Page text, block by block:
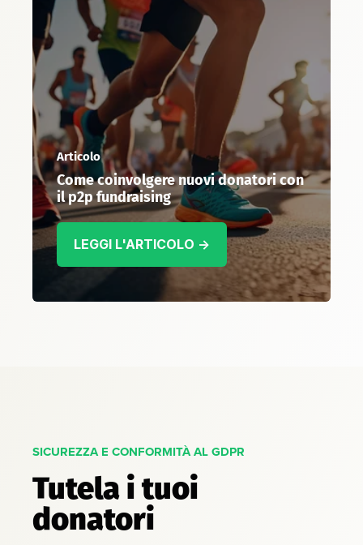
Articolo
Come coinvolgere nuovi donatori con
il p2p fundraising
LEGGI L'ARTICOLO →
SICUREZZA E CONFORMITÀ AL GDPR
Tutela i tuoi
donatori